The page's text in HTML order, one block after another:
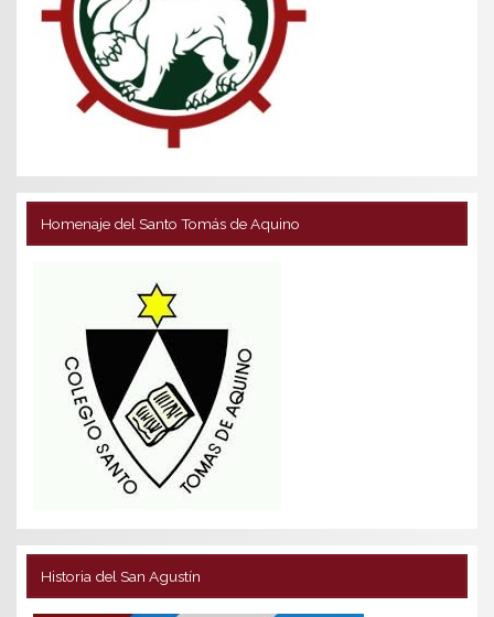
Homenaje del Santo Tomás de Aquino
Historia del San Agustín